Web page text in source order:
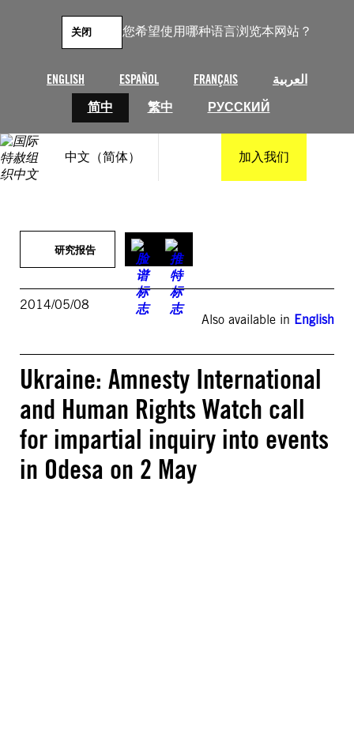
您希望使用哪种语言浏览本网站？
ENGLISH ESPAÑOL FRANÇAIS
العربية
简中
繁中 РУССКИЙ
关闭
中文（简体） 加入我们
研究报告
2014/05/08
Also available in English
Ukraine: Amnesty International
and Human Rights Watch call
for impartial inquiry into events
in Odesa on 2 May